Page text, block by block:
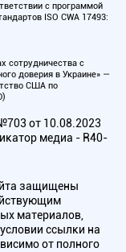
с программой
ISO CWA 17493:
сотрудничества с
доверия в Украине» —
США по
от 10.08.2023
медиа - R40-
защищены
материалов,
ссылки на
от полного